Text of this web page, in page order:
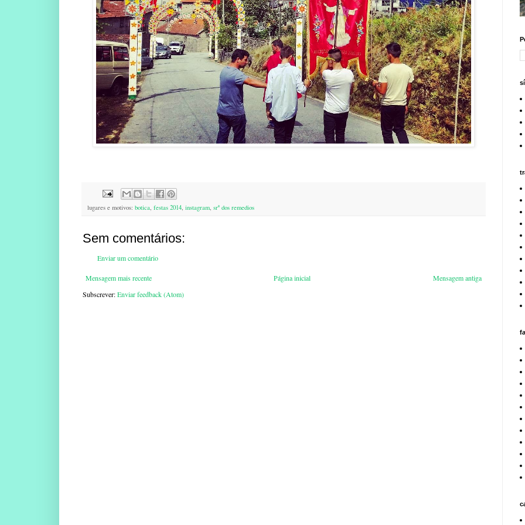
lugares e motivos: botica, festas 2014, instagram, srª dos remedios
Sem comentários:
Enviar um comentário
Mensagem mais recente Mensagem antiga
Página inicial
Subscrever:Enviar feedback (Atom)